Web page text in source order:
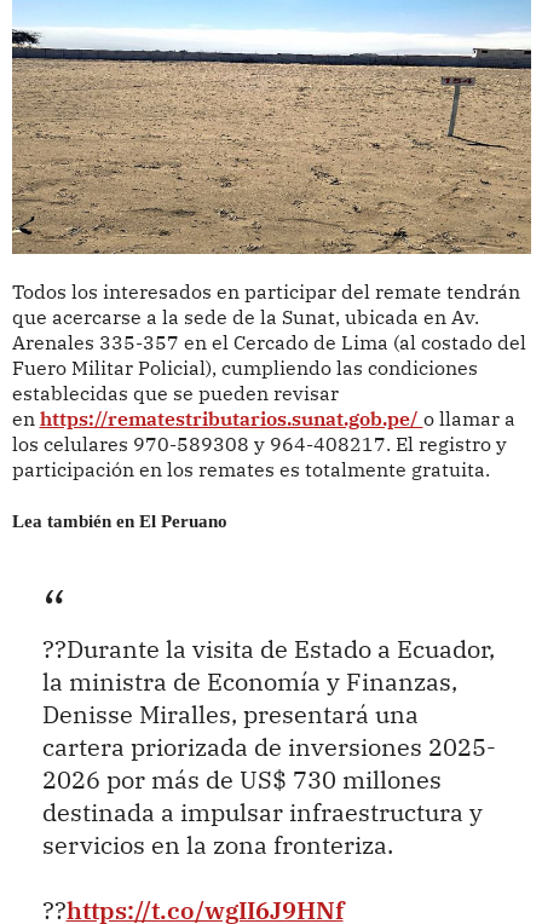
Todos los interesados en participar del remate tendrán
que acercarse a la sede de la Sunat, ubicada en Av.
Arenales 335-357 en el Cercado de Lima (al costado del
Fuero Militar Policial), cumpliendo las condiciones
establecidas que se pueden revisar
en https://rematestributarios.sunat.gob.pe/ o llamar a
los celulares 970-589308 y 964-408217. El registro y
participación en los remates es totalmente gratuita.
Lea también en El Peruano
??Durante la visita de Estado a Ecuador,
la ministra de Economía y Finanzas,
Denisse Miralles, presentará una
cartera priorizada de inversiones 2025-
2026 por más de US$ 730 millones
destinada a impulsar infraestructura y
servicios en la zona fronteriza.
??https://t.co/wgII6J9HNf